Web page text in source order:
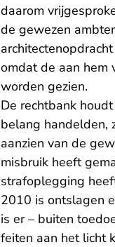
daarom
de gewezen
omdat de aan hem
worden gezien.
De rechtbank
belang handelden,
aanzien van de
misbruik heeft
strafoplegging
2010 is ontslagen
is er – buiten
feiten aan het licht